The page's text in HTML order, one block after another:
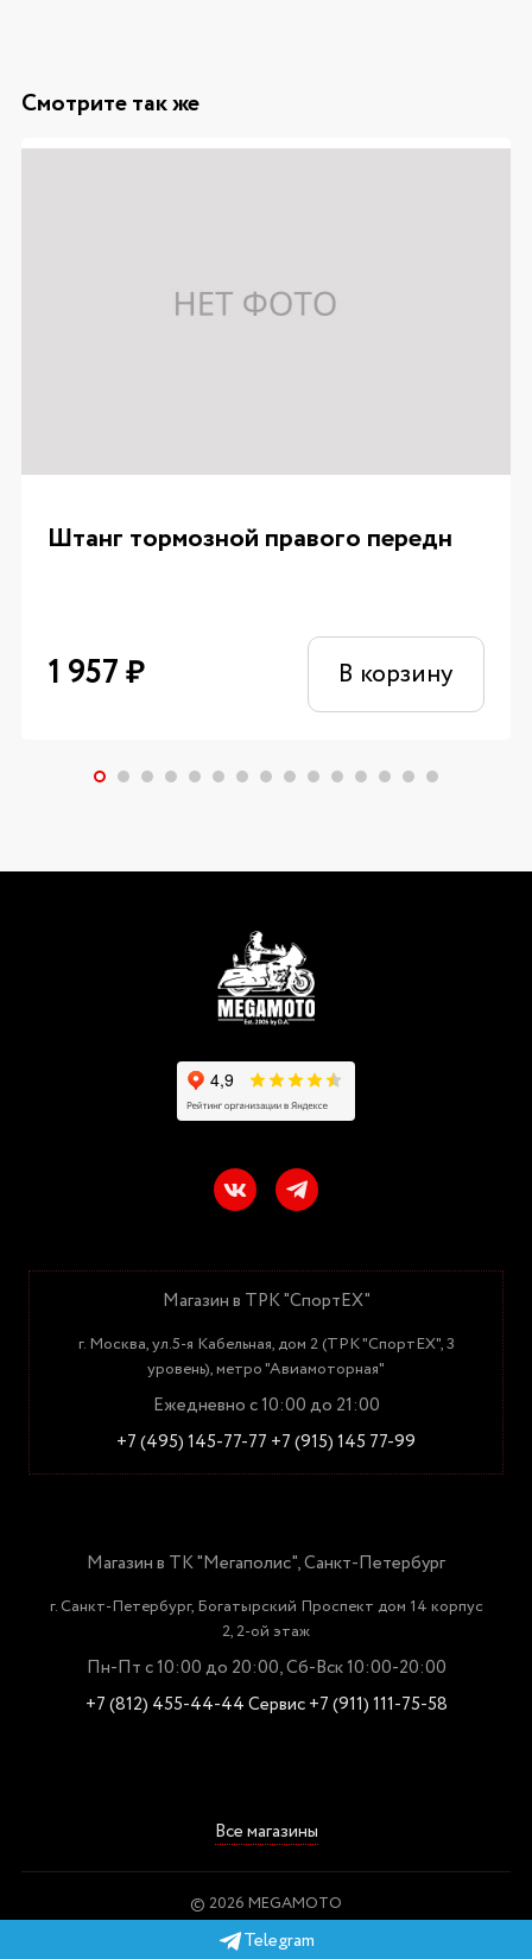
Смотрите так же
Штанг тормозной правого передн
1 957₽ В корзину
Магазин в ТРК "СпортЕХ"
г. Москва, ул.5-я Кабельная, дом 2 (ТРК "СпортЕХ", 3
уровень), метро "Авиамоторная"
Ежедневно с 10:00 до 21:00
+7 (495) 145-77-77 +7 (915) 145 77-99
Магазин в ТК "Мегаполис", Санкт-Петербург
г. Санкт-Петербург, Богатырский Проспект дом 14 корпус
2, 2-ой этаж
Пн-Пт с 10:00 до 20:00, Сб-Вск 10:00-20:00
+7 (812) 455-44-44Сервис +7 (911) 111-75-58
Все магазины
© 2026 MEGAMOTO
Пользовательское соглашение
Telegram